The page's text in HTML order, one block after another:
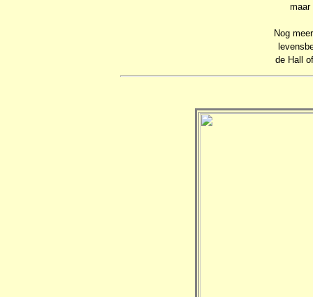
maar
Nog
de Hall